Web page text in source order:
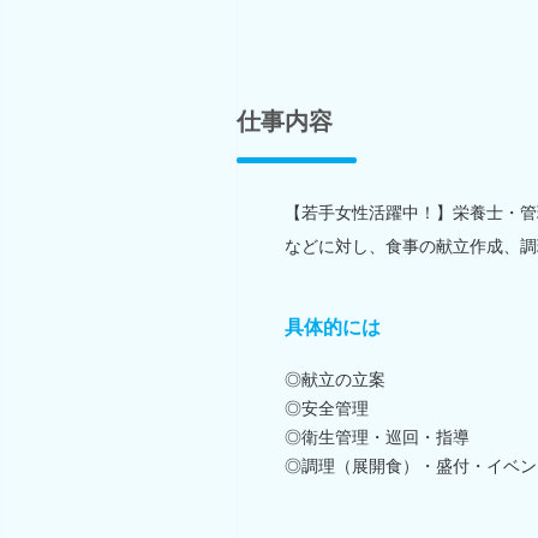
仕事内容
【若手女性活躍中！】栄養士・
などに対し、食事の献立作成、
具体的には
◎献立の立案
◎安全管理
◎衛生管理・巡回・指導
◎調理（展開食）・盛付・イベ